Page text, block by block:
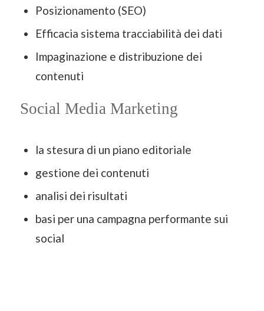
Posizionamento (SEO)
Efficacia sistema tracciabilità dei dati
Impaginazione e distribuzione dei
contenuti
Social Media Marketing
la stesura di un piano editoriale
gestione dei contenuti
analisi dei risultati
basi per una campagna performante sui
social